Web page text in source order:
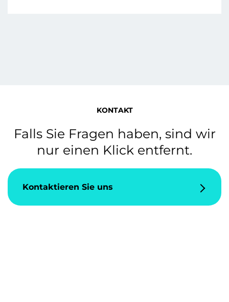
KONTAKT
Falls Sie Fragen haben, sind wir
nur einen Klick entfernt.
Kontaktieren Sie uns